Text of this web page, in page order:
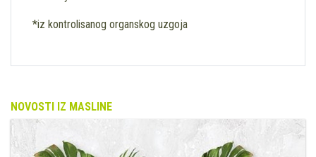
*iz kontrolisanog organskog uzgoja
NOVOSTI IZ MASLINE